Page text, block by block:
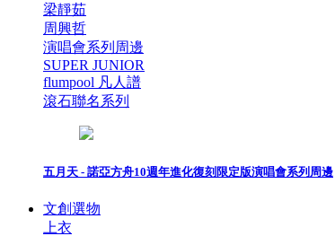
梁靜茹
周興哲
演唱會系列周邊
SUPER JUNIOR
flumpool 凡人譜
滾石聯名系列
五月天 - 諾亞方舟10週年進化復刻限定版演唱會系列周邊
文創選物
上衣